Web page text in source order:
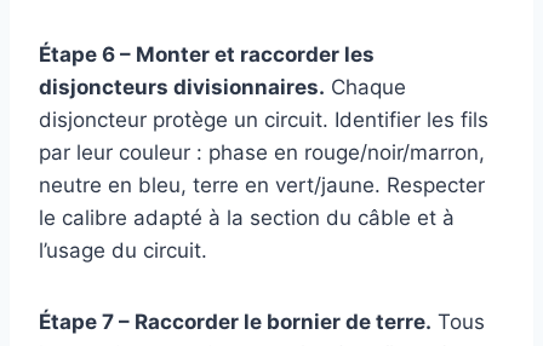
Étape 6 – Monter et raccorder les
disjoncteurs divisionnaires. Chaque
disjoncteur protège un circuit. Identifier les fils
par leur couleur : phase en rouge/noir/marron,
neutre en bleu, terre en vert/jaune. Respecter
le calibre adapté à la section du câble et à
l’usage du circuit.
Étape 7 – Raccorder le bornier de terre. Tous